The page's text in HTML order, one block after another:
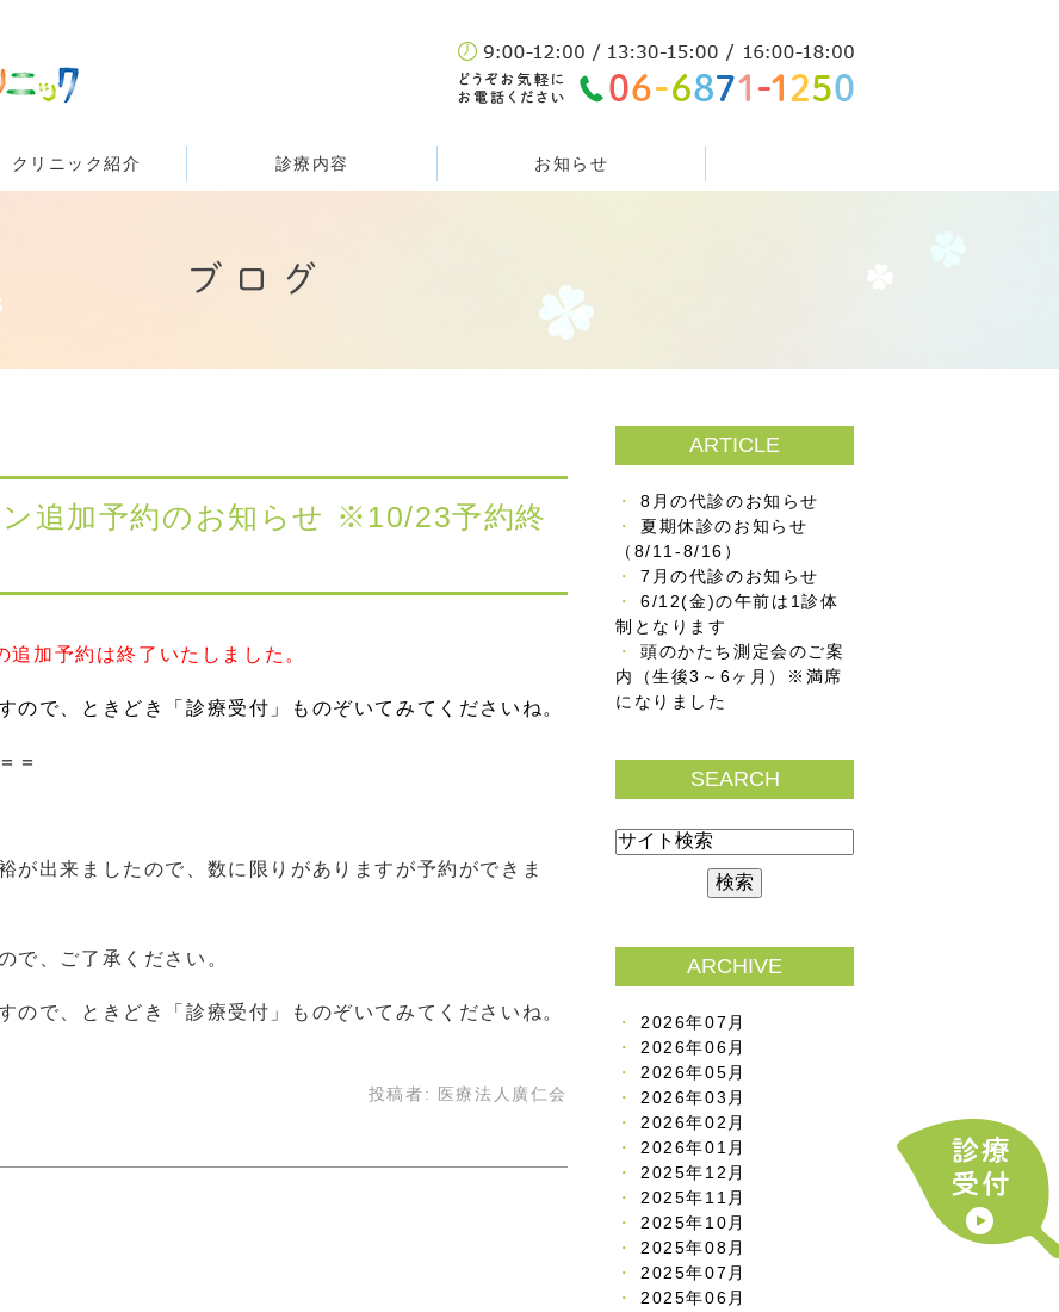
クリニック紹介 診療内容 お知らせ
ブログ
追加予約のお知らせ ※10/23予約終
加予約は終了いたしました。
ので、ときどき「診療受付」ものぞいてみてくださいね。
＝
が出来ましたので、数に限りがありますが予約ができま
で、ご了承ください。
ので、ときどき「診療受付」ものぞいてみてくださいね。
投稿者: 医療法人廣仁会
ARTICLE
8月の代診のお知らせ
夏期休診のお知らせ
（8/11-8/16）
7月の代診のお知らせ
6/12(金)の午前は1診体
制となります
頭のかたち測定会のご案
内（生後3～6ヶ月）※満席
になりました
SEARCH
ARCHIVE
2026年07月
2026年06月
2026年05月
2026年03月
2026年02月
2026年01月
2025年12月
2025年11月
2025年10月
2025年08月
2025年07月
2025年06月